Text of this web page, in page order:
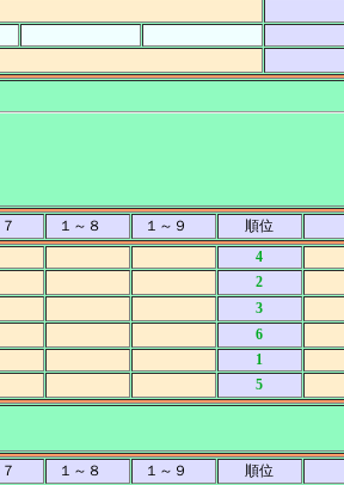
７ １～８ １～９ 順位
4
2
3
6
1
5
７ １～８ １～９ 順位